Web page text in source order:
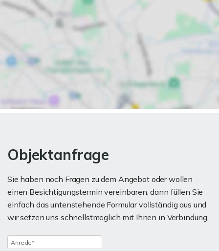
Objektanfrage
Sie haben noch Fragen zu dem Angebot oder wollen
einen Besichtigungstermin vereinbaren, dann füllen Sie
einfach das untenstehende Formular vollständig aus und
wir setzen uns schnellstmöglich mit Ihnen in Verbindung.